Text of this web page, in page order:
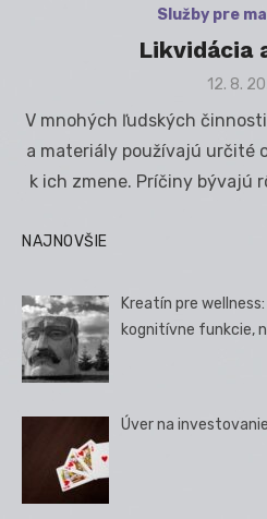
Služby pre
Likvidácia
Posted
12. 8.
V mnohých ľudských
a materiály používajú určité
k ich zmene. Príčiny bývajú
NAJNOVŠIE
Kreatín pre
kognitívne funkcie,
Úver na